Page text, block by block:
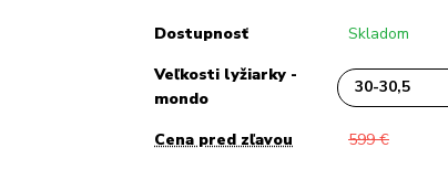
Dostupnosť
Skladom
Veľkosti lyžiarky -
mondo
Cena pred zľavou
599 €